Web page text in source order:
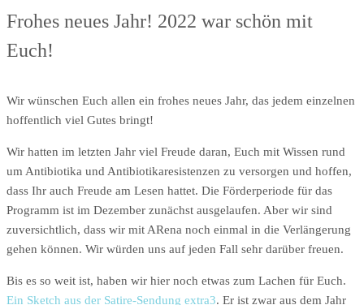
Frohes neues Jahr! 2022 war schön mit
Euch!
Wir wünschen Euch allen ein frohes neues Jahr, das jedem einzelnen
hoffentlich viel Gutes bringt!
Wir hatten im letzten Jahr viel Freude daran, Euch mit Wissen rund
um Antibiotika und Antibiotikaresistenzen zu versorgen und hoffen,
dass Ihr auch Freude am Lesen hattet. Die Förderperiode für das
Programm ist im Dezember zunächst ausgelaufen. Aber wir sind
zuversichtlich, dass wir mit ARena noch einmal in die Verlängerung
gehen können. Wir würden uns auf jeden Fall sehr darüber freuen.
Bis es so weit ist, haben wir hier noch etwas zum Lachen für Euch.
Ein Sketch aus der Satire-Sendung extra3. Er ist zwar aus dem Jahr